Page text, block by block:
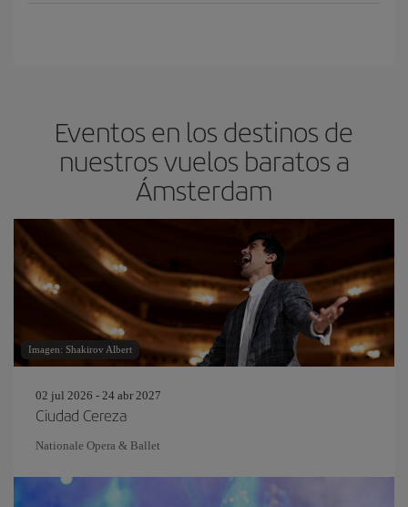
Eventos en los destinos de
nuestros vuelos baratos a
Ámsterdam
Imagen: Shakirov Albert
02 jul 2026 - 24 abr 2027
Ciudad Cereza
Nationale Opera & Ballet